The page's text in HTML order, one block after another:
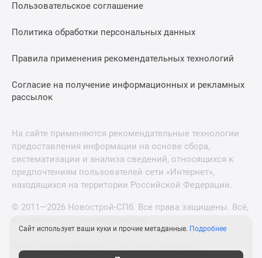
Пользовательское соглашение
Политика обработки персональных данных
Правила применения рекомендательных технологий
Согласие на получение информационных и рекламных
рассылок
На сайте применяются рекомендательные технологии
предоставления информации на основе сбора,
систематизации и анализа сведений, относящихся к
предпочтениям пользователей сети «Интернет»,
находящихся на территории Российской Федерации.
© 2011—2026 Новострой-СПб. Все права защищены. Всё,
Сайт использует ваши куки и прочие метаданные. Подробнее